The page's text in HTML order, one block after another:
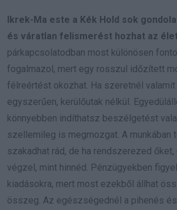
Ikrek-Ma este a Kék Hold sok
és váratlan felismerést hozhat az
párkapcsolatodban most különösen
fogalmazol, mert egy rosszul időzített
félreértést okozhat. Ha szeretnél
egyszerűen, kerülőutak nélkül.
könnyebben indíthatsz beszélgetést
szellemileg is megmozgat. A munkában
szakadhat rád, de ha rendszerezed őket,
végzel, mint hinnéd. Pénzügyekben
kiadásokra, mert most ezekből állhat
összeg. Az egészségednél a pihenés